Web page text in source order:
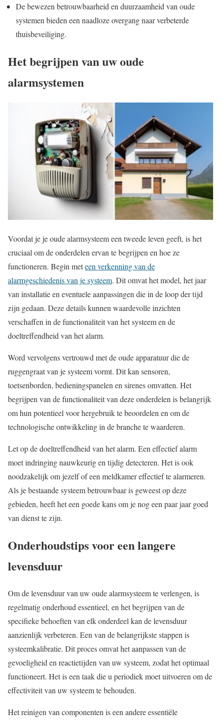
De bewezen betrouwbaarheid en duurzaamheid van oude
systemen bieden een naadloze overgang naar verbeterde
thuisbeveiliging.
Het begrijpen van uw oude
alarmsystemen
Voordat je je oude alarmsysteem een tweede leven geeft, is het
cruciaal om de onderdelen ervan te begrijpen en hoe ze
functioneren. Begin meteen verkenning van de
alarmgeschiedenis van je systeem. Dit omvat het model, het jaar
van installatie en eventuele aanpassingen die in de loop der tijd
zijn gedaan. Deze details kunnen waardevolle inzichten
verschaffen in de functionaliteit van het systeem en de
doeltreffendheid van het alarm.
Word vervolgens vertrouwd met de oude apparatuur die de
ruggengraat van je systeem vormt. Dit kan sensoren,
toetsenborden, bedieningspanelen en sirenes omvatten. Het
begrijpen van de functionaliteit van deze onderdelen is belangrijk
om hun potentieel voor hergebruik te beoordelen en om de
technologische ontwikkeling in de branche te waarderen.
Let op de doeltreffendheid van het alarm. Een effectief alarm
moet indringing nauwkeurig en tijdig detecteren. Het is ook
noodzakelijk om jezelf of een meldkamer effectief te alarmeren.
Als je bestaande systeem betrouwbaar is geweest op deze
gebieden, heeft het een goede kans om je nog een paar jaar goed
van dienst te zijn.
Onderhoudstips voor een langere
levensduur
Om de levensduur van uw oude alarmsysteem te verlengen, is
regelmatig onderhoud essentieel, en het begrijpen van de
specifieke behoeften van elk onderdeel kan de levensduur
aanzienlijk verbeteren. Een van de belangrijkste stappen is
systeemkalibratie. Dit proces omvat het aanpassen van de
gevoeligheid en reactietijden van uw systeem, zodat het optimaal
functioneert. Het is een taak die u periodiek moet uitvoeren om de
effectiviteit van uw systeem te behouden.
Het reinigen van componenten is een andere essentiële